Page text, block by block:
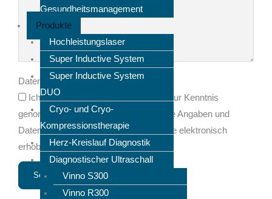
Gesundheitsmanagement
Produkte
Hochleistungslaser
Super Inductive System
Super Inductive System
DUO
Cryo- und Cryo-
Kompressionstherapie
Herz-Kreislauf Diagnostik
Diagnostischer Ultraschall
Vinno S300
Vinno R300
Datenschutzerklärung
Ich habe die Datenschutzerklärung zur Kenntnis
genommen. Ich stimme zu, dass meine Angaben und
Daten zur Beantwortung meiner Anfrage elektronisch
erhoben und gespeichert werden.
Senden